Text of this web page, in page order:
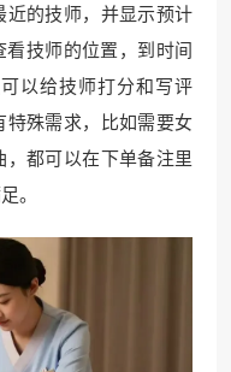
的技师，并显示预计
技师的位置，到时间
以给技师打分和写评
殊需求，比如需要女
都可以在下单备注里
。